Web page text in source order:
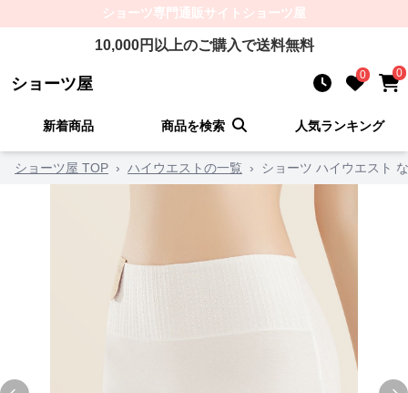
ショーツ専門通販サイト ショーツ屋
10,000円以上のご購入で送料無料
ショーツ屋 0 0
新着商品 商品を検索 人気ランキング
ショーツ屋 TOP › ハイウエストの一覧 › ショーツ ハイウエスト